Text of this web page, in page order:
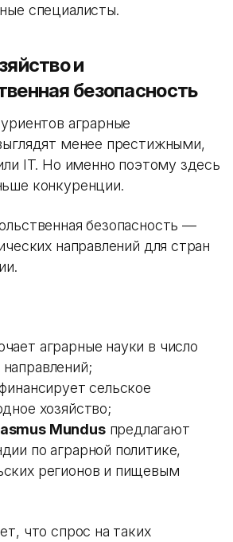
специалисты.
и
безопасность
аграрные
менее престижными,
IT. Но именно поэтому здесь
конкуренции.
безопасность —
направлений для стран
аграрные науки в число
сельское
хозяйство;
Mundusпредлагают
по аграрной политике,
регионов и пищевым
что спрос на таких